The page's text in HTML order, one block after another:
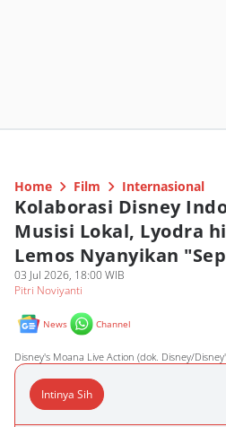
Home Film Internasional
Kolaborasi Disney
Musisi Lokal, Lyodra
Lemos Nyanyikan
03 Jul 2026, 18:00 WIB
Pitri Noviyanti
News Channel
Disney's Moana Live Action (dok. Disney/
Intinya Sih